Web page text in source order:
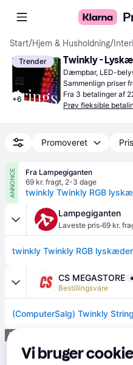
Start/Hjem & Husholdning/
Trender
+6
Twinkly -
Dæmpbar, LED-
Sammenlign priser
Fra 3 betalinger af
Prøv fleksible
Promoveret
ANNONCE
Fra Lampegiganten
69 kr. fragt, 2-3 dage
Lampegiganten
Laveste pris·69 kr.
CS MEGASTORE
Bestillingsvare
Annonce
Vi bruger